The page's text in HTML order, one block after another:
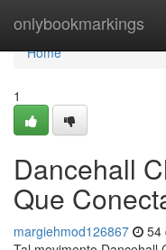
onlybookmarkings
Home
Home
1
Dancehall
Que
margiehmod126867 54